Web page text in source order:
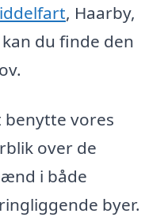
, Haarby,
kan du finde den
vores
over de
i både
byer.